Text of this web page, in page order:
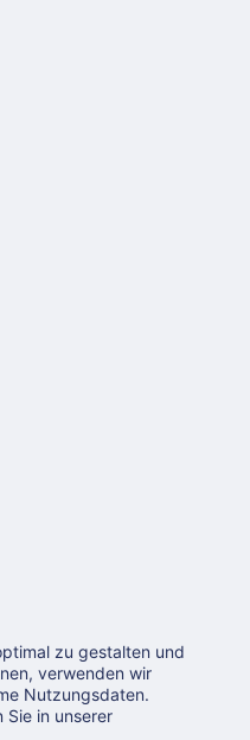
Datenschutzerklärung
zu gestalten und
verwenden wir
Nutzungsdaten.
Sie in unserer